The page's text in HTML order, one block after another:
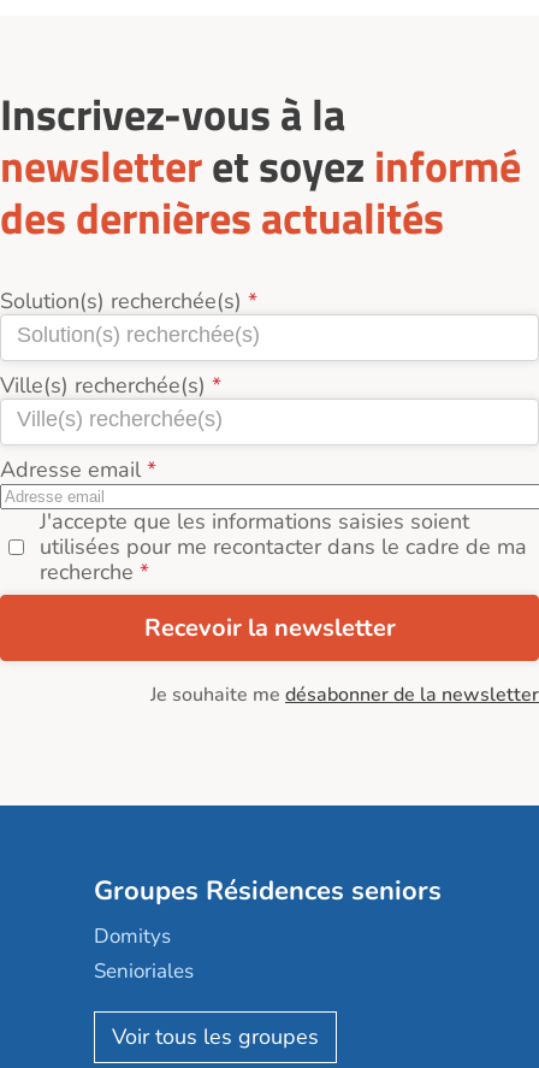
Inscrivez-vous à la
newsletteret soyez informé
des dernières actualités
Solution(s) recherchée(s)
Ville(s) recherchée(s)
Adresse email
J'accepte que les informations saisies soient
utilisées pour me recontacter dans le cadre de ma
recherche
Recevoir la newsletter
Je souhaite me désabonner de la newsletter
Groupes Résidences seniors
Domitys
Senioriales
Nohée
Les Résidentiels